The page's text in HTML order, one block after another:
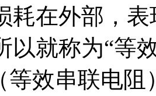
耗在外部，
以就称为“等
等效串联电